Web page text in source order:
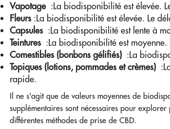
Vapotage:La biodisponibilité est élevée.
Fleurs :La biodisponibilité est élevée. Le
Capsules:La biodisponibilité est lente à
Teintures:La biodisponibilité est moyenne.
Comestibles (bonbons gélifiés) :La
Topiques (lotions, pommades et crèmes)
rapide.
Il ne s'agit que de valeurs moyennes de
supplémentaires sont nécessaires pour explorer
différentes méthodes de prise de CBD.